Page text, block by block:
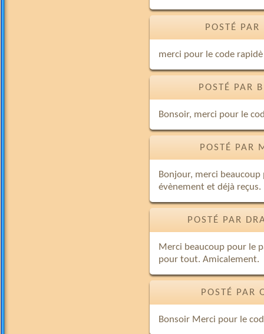
POSTÉ
merci pour le code
POSTÉ PAR
Bonsoir, merci pour le
POSTÉ PAR
Bonjour, merci
évènement et déjà reçus.
POSTÉ PAR
Merci beaucoup pour le
pour tout. Amicalement.
POSTÉ
Bonsoir Merci pour le